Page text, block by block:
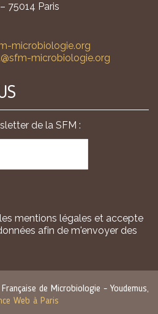
75014 Paris
microbiologie.org
microbiologie.org
de la SFM :
mentions légales et accepte
afin de m'envoyer des
de Microbiologie - Youdemus,
Web à Paris